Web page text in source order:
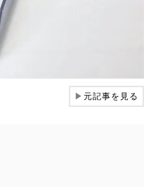
▶元記事を見る